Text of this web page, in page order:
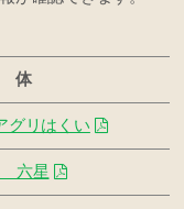
体
リはくい
六星